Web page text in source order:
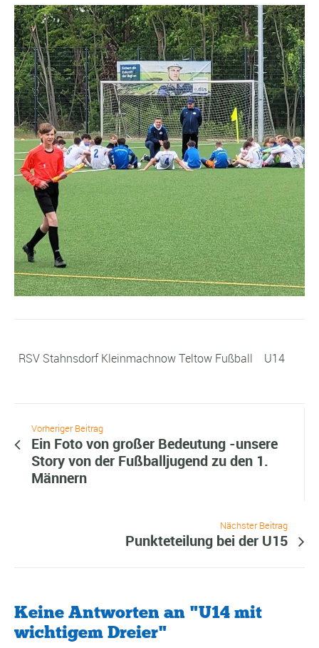
RSV Stahnsdorf Kleinmachnow Teltow Fußball U14
Vorheriger Beitrag
Ein Foto von großer Bedeutung -unsere
Story von der Fußballjugend zu den 1.
Männern
Nächster Beitrag
Punkteteilung bei der U15
Keine Antworten an "U14 mit
wichtigem Dreier"